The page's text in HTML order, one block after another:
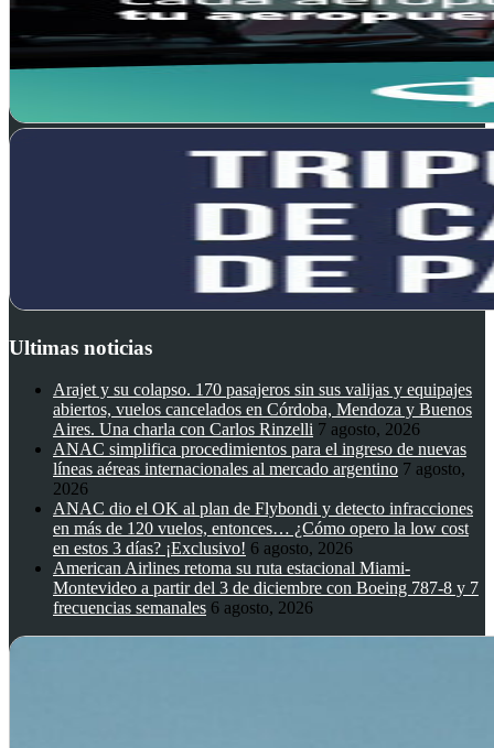
Ultimas noticias
Arajet y su colapso. 170 pasajeros sin sus valijas y equipajes
abiertos, vuelos cancelados en Córdoba, Mendoza y Buenos
Aires. Una charla con Carlos Rinzelli 7 agosto, 2026
ANAC simplifica procedimientos para el ingreso de nuevas
líneas aéreas internacionales al mercado argentino 7 agosto,
2026
ANAC dio el OK al plan de Flybondi y detecto infracciones
en más de 120 vuelos, entonces… ¿Cómo opero la low cost
en estos 3 días? ¡Exclusivo! 6 agosto, 2026
American Airlines retoma su ruta estacional Miami-
Montevideo a partir del 3 de diciembre con Boeing 787-8 y 7
frecuencias semanales 6 agosto, 2026